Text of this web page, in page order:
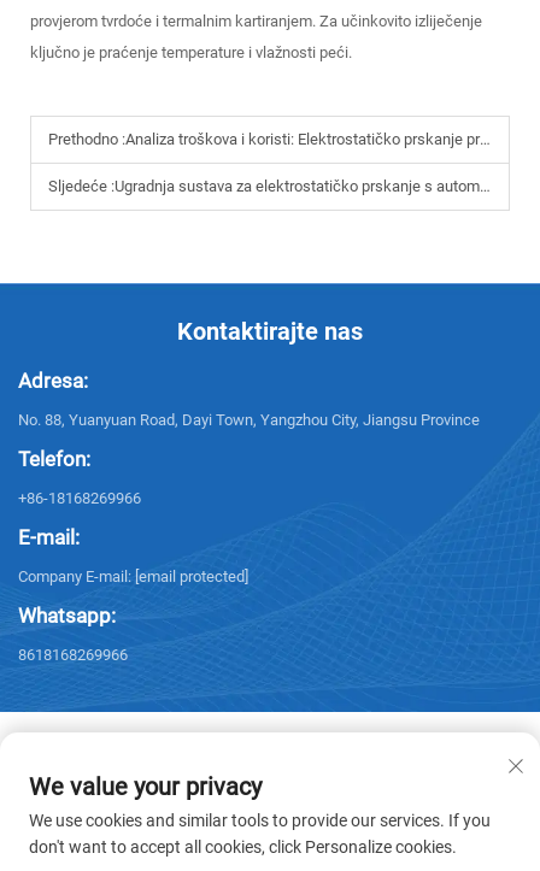
provjerom tvrdoće i termalnim kartiranjem. Za učinkovito izliječenje
ključno je praćenje temperature i vlažnosti peći.
Prethodno :Analiza troškova i koristi: Elektrostatičko prskanje protiv tradicionalnog tekućeg bojenja
Sljedeće :Ugradnja sustava za elektrostatičko prskanje s automatiziranim proizvodnim linijama
Kontaktirajte nas
Adresa:
No. 88, Yuanyuan Road, Dayi Town, Yangzhou City, Jiangsu Province
Telefon:
+86-18168269966
E-mail:
Company E-mail: [email protected]
Whatsapp:
8618168269966
Copyright © 2026 Yangzhou Sanxing Technology CO., LTD. Sva prava su
rezervirana. - Politika privatnosti
We value your privacy
We use cookies and similar tools to provide our services. If you
don't want to accept all cookies, click Personalize cookies.